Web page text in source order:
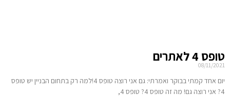
טופס 4 לאתרים
08/11/2021
יום אחד קמתי בבוקר ואמרתי: גם אני רוצה טופס 4!למה רק בתחום הבניין יש טופס
4? אני רוצה גם! מה זה טופס 4? טופס 4,